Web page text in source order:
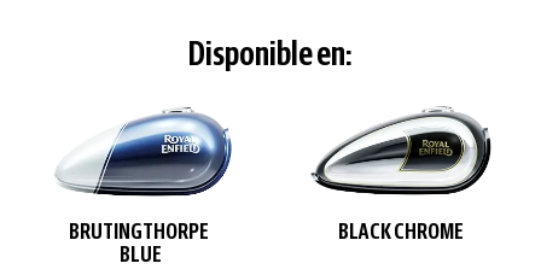
Disponible en:
BRUTINGTHORPE
BLUE
BLACK CHROME